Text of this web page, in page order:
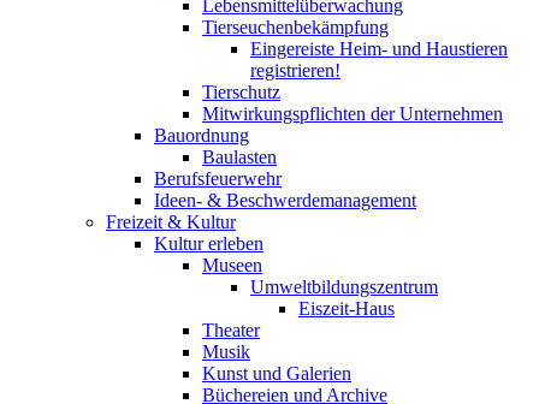
Lebensmittelüberwachung
Tierseuchenbekämpfung
Eingereiste Heim- und Haustieren
registrieren!
Tierschutz
Mitwirkungspflichten der Unternehmen
Bauordnung
Baulasten
Berufsfeuerwehr
Ideen- & Beschwerdemanagement
Freizeit & Kultur
Kultur erleben
Museen
Umweltbildungszentrum
Eiszeit-Haus
Theater
Musik
Kunst und Galerien
Büchereien und Archive